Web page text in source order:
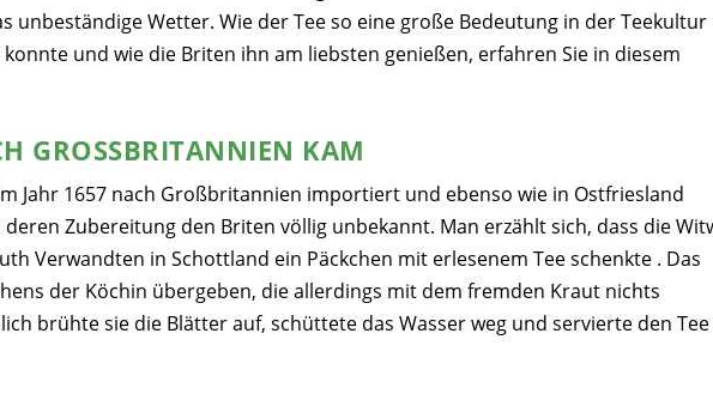
unbeständige Wetter. Wie der Tee so eine große Bedeutung in der Teekultur
und wie die Briten ihn am liebsten genießen, erfahren Sie in diesem
GROSSBRITANNIEN KAM
Jahr 1657 nach Großbritannien importiert und ebenso wie in Ostfriesland
Zubereitung den Briten völlig unbekannt. Man erzählt sich, dass die
Verwandten in Schottland ein Päckchen mit erlesenem Tee schenkte . Das
der Köchin übergeben, die allerdings mit dem fremden Kraut nichts
brühte sie die Blätter auf, schüttete das Wasser weg und servierte den Tee